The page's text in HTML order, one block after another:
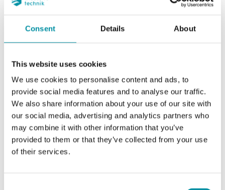
Consent Details About
This website uses cookies
We use cookies to personalise content and ads, to
provide social media features and to analyse our traffic.
We also share information about your use of our site with
our social media, advertising and analytics partners who
may combine it with other information that you’ve
provided to them or that they’ve collected from your use
of their services.
In funzione: max, 6,5 W / 8,5 VA
Contatto ausiliario
2 x 5 (1,5) A / AC 230 V
Thermal sensor
Termofusibile 72° sulla condotta